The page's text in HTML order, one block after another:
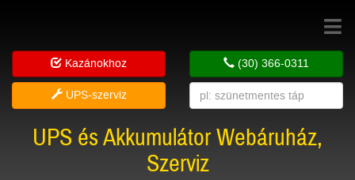
Toggle
Kazánokhoz
UPS-szerviz
(30) 366-0311
UPS és Akkumulátor Webáruház,
Szerviz